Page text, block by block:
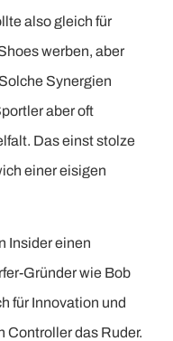
also gleich für
werben, aber
Synergien
aber oft
Das einst stolze
einer eisigen
Insider einen
Gründer wie Bob
für Innovation und
Controller das Ruder.